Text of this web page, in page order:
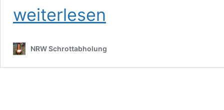
weiterlesen
NRW Schrottabholung